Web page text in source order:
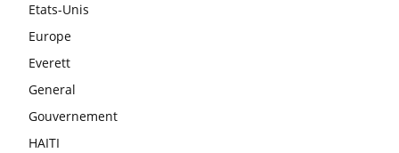
Etats-Unis
Europe
Everett
General
Gouvernement
HAITI